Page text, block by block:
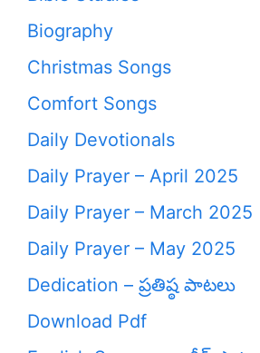
Biography
Christmas Songs
Comfort Songs
Daily Devotionals
Daily Prayer – April 2025
Daily Prayer – March 2025
Daily Prayer – May 2025
Dedication – ప్రతిష్ఠ పాటలు
Download Pdf